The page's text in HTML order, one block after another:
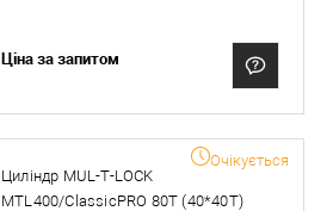
Ціна за запитом
Циліндр MUL-T-LOCK
MTL400/ClassicPRO 80T (40*40T)
Очікується